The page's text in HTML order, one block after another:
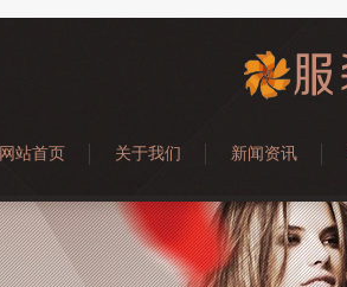
网站首页 关于我们 新闻资讯